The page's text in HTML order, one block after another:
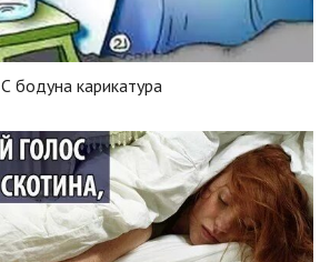
С бодуна карикатура